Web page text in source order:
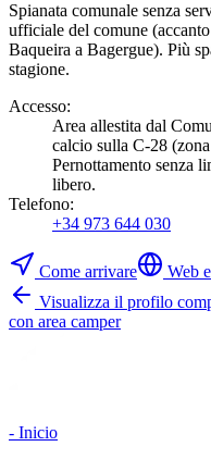
Spianata comunale senza
ufficiale del comune
Baqueira a Bagergue). Più
stagione.
Accesso:
Area allestita dal
calcio sulla C-28
Pernottamento senza
libero.
Telefono:
+34 973 644 030
Come arrivare
Web
Visualizza il profilo
con area camper
- Inicio